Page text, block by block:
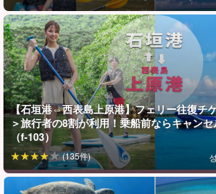
해변에서 스노클링을 즐길 수 있기 때문에 스
사람이나 다양한 연령층이 스노클링을 즐길 수
참가하시는 고객님들은 대부분 초보자분들입니
드가 든든하게 서포트해 드리니 안심하세요☆.
【石垣港⇔西表島上原港】フェリー往復チ
＞旅行者の8割が利用！乗船前ならキャン
（f-103）
(135件)